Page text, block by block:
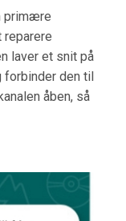
primære
reparere
laver et snit på
den til
åben, så